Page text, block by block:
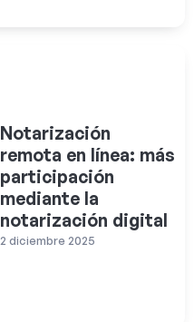
Notarización
remota en línea: más
participación
mediante la
notarización digital
2 diciembre 2025